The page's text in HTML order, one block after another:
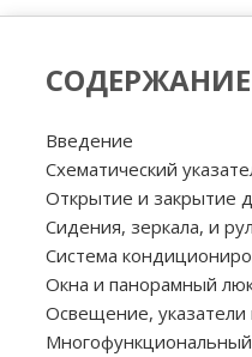
СОДЕРЖАНИЕ
Введение
Схематический
Открытие и закрытие
Сидения, зеркала, и
Система
Окна и панорамный
Освещение, указатели